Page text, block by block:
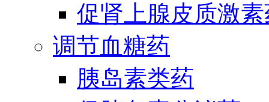
促肾上腺皮质激
调节血糖药
胰岛素类药